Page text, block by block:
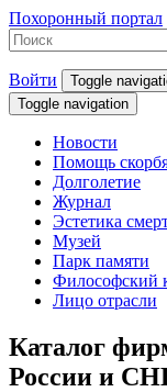
Похоронный портал
Войти
Toggle
Toggle navigation
Новости
Помощь
Долголетие
Журнал
Эстетика
Музей
Парк памяти
Философский
Лицо отрасли
Каталог
России и